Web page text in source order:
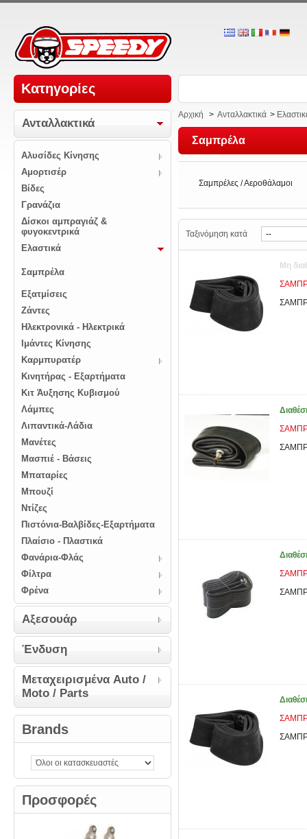
Κατηγορίες
Ανταλλακτικά
Αλυσίδες Κίνησης
Αμορτισέρ
Βίδες
Γρανάζια
Δίσκοι αμπραγιάζ &
φυγοκεντρικά
Ελαστικά
Σαμπρέλα
Εξατμίσεις
Ζάντες
Ηλεκτρονικά - Ηλεκτρικά
Ιμάντες Κίνησης
Καρμπυρατέρ
Κινητήρας - Εξαρτήματα
Κιτ Άυξησης Κυβισμού
Λάμπες
Λιπαντικά-Λάδια
Μανέτες
Μασπιέ - Βάσεις
Μπαταρίες
Μπουζί
Ντίζες
Πιστόνια-Βαλβίδες-Εξαρτήματα
Πλαίσιο - Πλαστικά
Φανάρια-Φλάς
Φίλτρα
Φρένα
Αξεσουάρ
Ένδυση
Μεταχειρισμένα Auto /
Moto / Parts
Brands
Προσφορές
Αρχική > Ανταλλακτικά >
Σαμπρέλα
Σαμπρέλες / Αεροθάλαμοι
Ταξινόμηση κατά
Μη